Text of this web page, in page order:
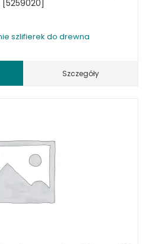
I TRANSPORTOWE
PNEUMATYCZNE
[5259020]
szlifierek do drewna
Szczegóły